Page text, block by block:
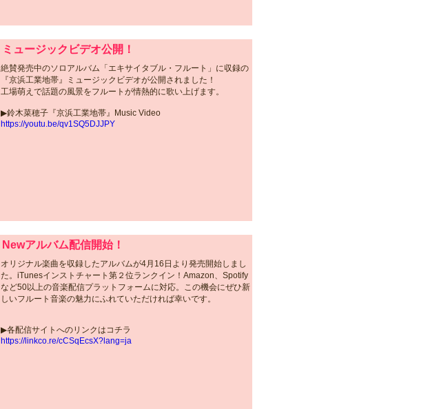
ミュージックビデオ公開！
絶賛発売中のソロアルバム「エキサイタブル・フルート」に収録の
『京浜工業地帯』ミュージックビデオが公開されました！
工場萌えで話題の風景をフルートが情熱的に歌い上げます。
▶︎鈴木菜穂子『京浜工業地帯』Music Video
https://youtu.be/qv1SQ5DJJPY
Newアルバム配信開始！
オリジナル楽曲を収録したアルバムが4月16日より発売開始しまし
た。iTunesインストチャート第２位ランクイン！Amazon、Spotify
など50以上の音楽配信プラットフォームに対応。この機会にぜひ新
しいフルート音楽の魅力にふれていただければ幸いです。
▶︎各配信サイトへのリンクはコチラ
https://linkco.re/cCSqEcsX?lang=ja